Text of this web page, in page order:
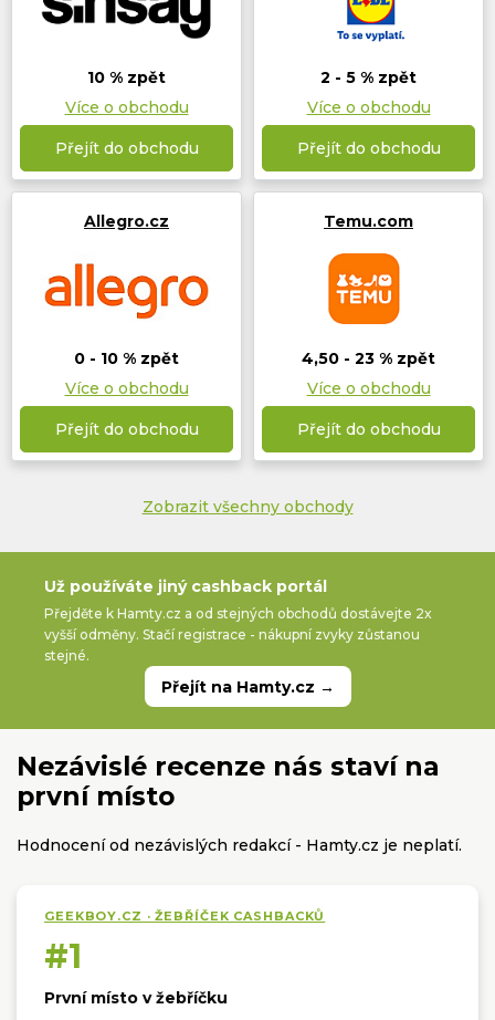
10 % zpět
Více o obchodu
Přejít do obchodu
2 - 5 % zpět
Více o obchodu
Přejít do obchodu
Allegro.cz
0 - 10 % zpět
Více o obchodu
Přejít do obchodu
Temu.com
4,50 - 23 % zpět
Více o obchodu
Přejít do obchodu
Zobrazit všechny obchody
Už používáte jiný cashback portál
Přejděte k Hamty.cz a od stejných obchodů dostávejte 2x
vyšší odměny. Stačí registrace - nákupní zvyky zůstanou
stejné.
Přejít na Hamty.cz →
Nezávislé recenze nás staví na
první místo
Hodnocení od nezávislých redakcí - Hamty.cz je neplatí.
GEEKBOY.CZ · ŽEBŘÍČEK CASHBACKŮ
#1
První místo v žebříčku